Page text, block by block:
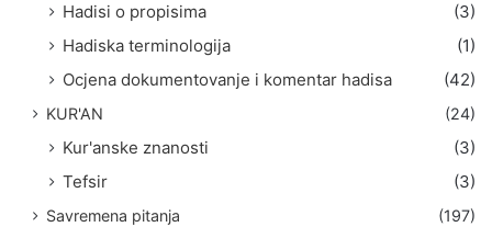
Hadisi o propisima
(3)
Hadiska terminologija
(1)
Ocjena dokumentovanje i komentar hadisa
(42)
KUR'AN (24)
Kur'anske znanosti
(3)
Tefsir
(3)
Savremena pitanja
(197)